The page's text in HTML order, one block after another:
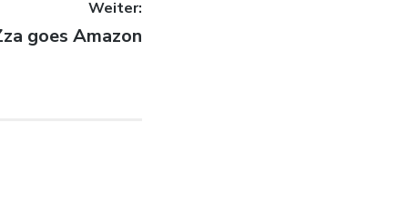
Weiter:
Beitrag:
goes Amazon